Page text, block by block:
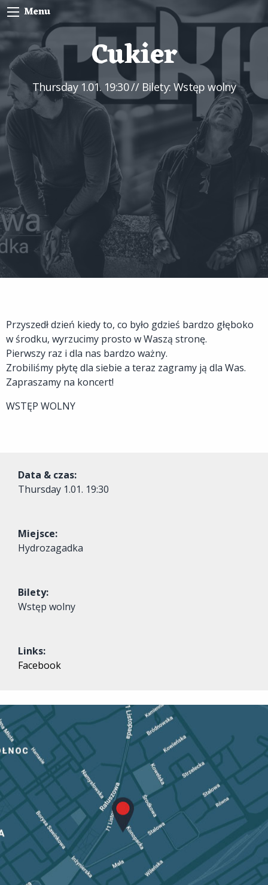
Menu
Cukier
Thursday 1.01. 19:30// Bilety: Wstęp wolny
Przyszedł dzień kiedy to, co było gdzieś bardzo głęboko
w środku, wyrzucimy prosto w Waszą stronę.
Pierwszy raz i dla nas bardzo ważny.
Zrobiliśmy płytę dla siebie a teraz zagramy ją dla Was.
Zapraszamy na koncert!
WSTĘP WOLNY
Data & czas:
Thursday 1.01. 19:30
Miejsce:
Hydrozagadka
Bilety:
Wstęp wolny
Links:
Facebook